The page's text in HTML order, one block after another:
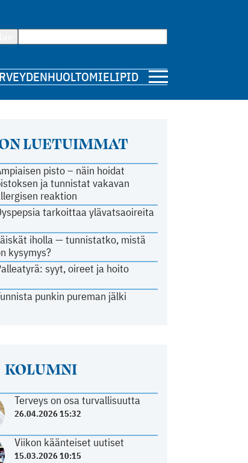
MIELIPIDE
LUETUIMMAT
pisto – näin hoidat
ja tunnistat vakavan
reaktion
tarkoittaa ylävatsaoireita
iholla — tunnistatko, mistä
kysymys?
syyt, oireet ja hoito
punkin pureman jälki
KOLUMNI
Terveys on osa turvallisuutta
26.04.2026 15:32
Viikon käänteiset uutiset
15.03.2026 10:15